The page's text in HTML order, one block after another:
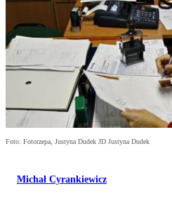
Foto: Fotorzepa, Justyna Dudek JD Justyna Dudek
Michał Cyrankiewicz